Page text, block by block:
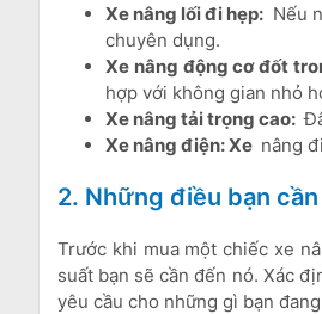
Xe nâng lối đi hẹp: Nếu
chuyên dụng.
Xe nâng động cơ đốt
hợp với không gian nhỏ
Xe nâng tải trọng cao:
Xe nâng điện: Xe nâng
2. Những điều bạn
Trước khi mua một chiếc xe
suất bạn sẽ cần đến nó. Xác
yêu cầu cho những gì bạn